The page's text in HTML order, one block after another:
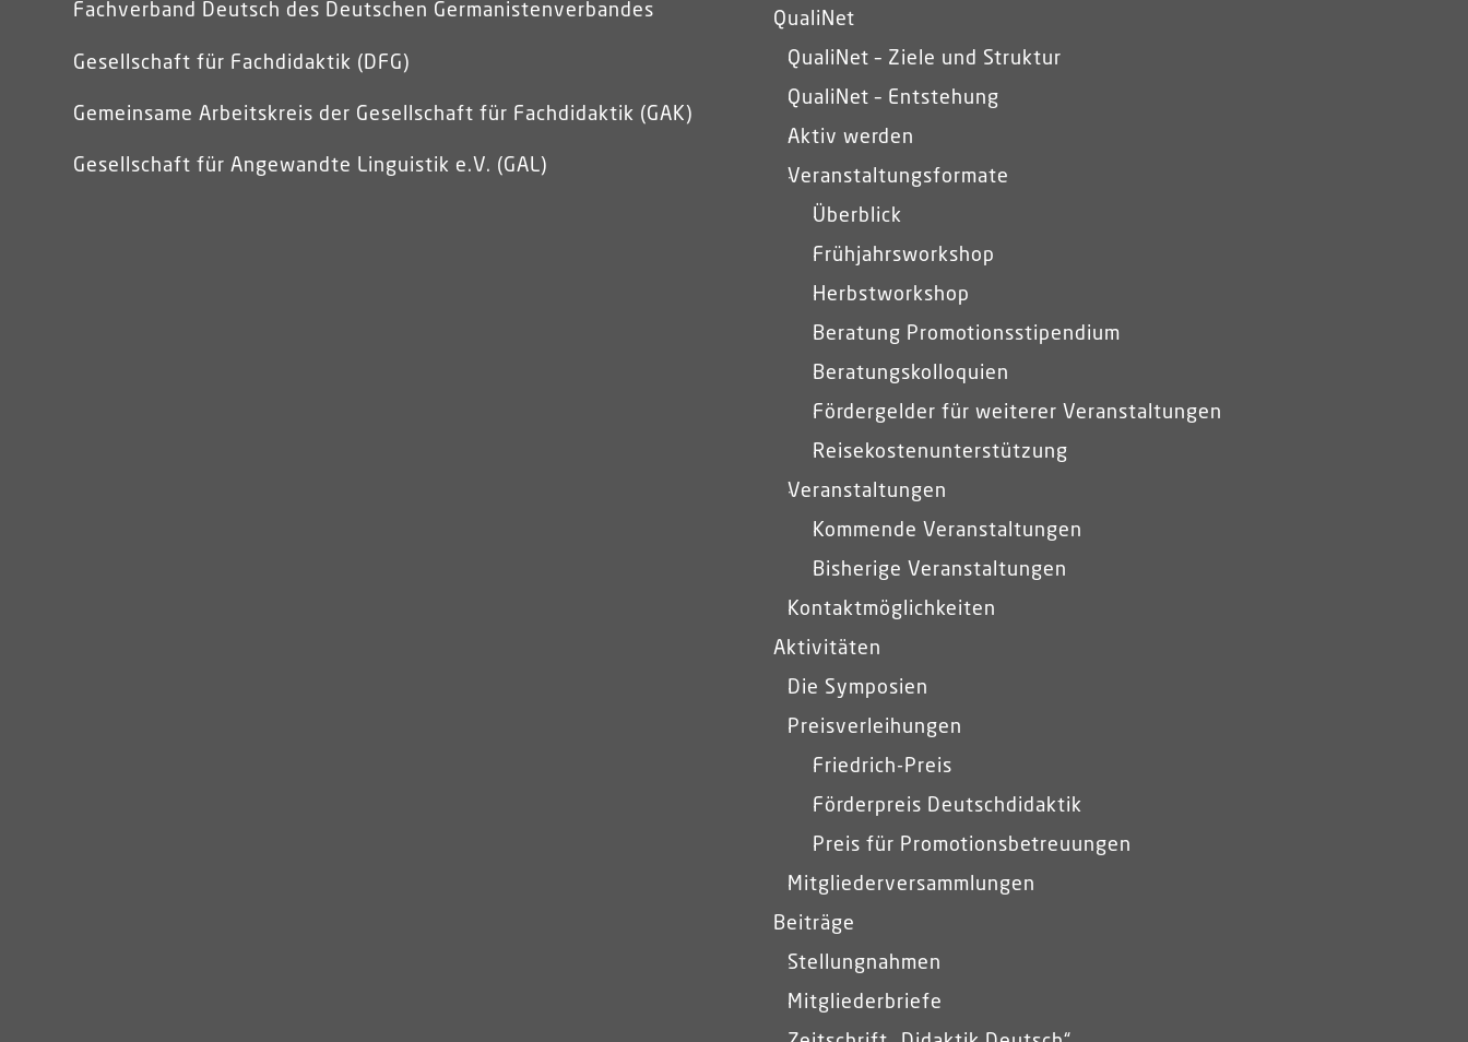
Fachverband Deutsch des Deutschen Germanistenverbandes
Gesellschaft für Fachdidaktik (DFG)
Gemeinsame Arbeitskreis der Gesellschaft für Fachdidaktik (GAK)
Gesellschaft für Angewandte Linguistik e.V. (GAL)
QualiNet
QualiNet – Ziele und Struktur
QualiNet – Entstehung
Aktiv werden
Veranstaltungsformate
Überblick
Frühjahrsworkshop
Herbstworkshop
Beratung Promotionsstipendium
Beratungskolloquien
Fördergelder für weiterer Veranstaltungen
Reisekostenunterstützung
Veranstaltungen
Kommende Veranstaltungen
Bisherige Veranstaltungen
Kontaktmöglichkeiten
Aktivitäten
Die Symposien
Preisverleihungen
Friedrich-Preis
Förderpreis Deutschdidaktik
Preis für Promotionsbetreuungen
Mitgliederversammlungen
Beiträge
Stellungnahmen
Mitgliederbriefe